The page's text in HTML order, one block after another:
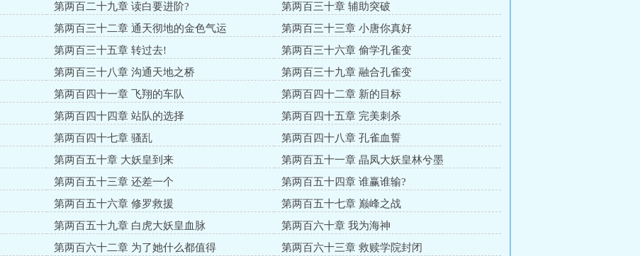
第两百二十九章 读白要进阶?
第两百三十章 辅助突破
第两百三十二章 通天彻地的金色气运
第两百三十三章 小唐你真好
第两百三十五章 转过去!
第两百三十六章 偷学孔雀变
第两百三十八章 沟通天地之桥
第两百三十九章 融合孔雀变
第两百四十一章 飞翔的车队
第两百四十二章 新的目标
第两百四十四章 站队的选择
第两百四十五章 完美刺杀
第两百四十七章 骚乱
第两百四十八章 孔雀血誓
第两百五十章 大妖皇到来
第两百五十一章 晶凤大妖皇林兮墨
第两百五十三章 还差一个
第两百五十四章 谁赢谁输?
第两百五十六章 修罗救援
第两百五十七章 巅峰之战
第两百五十九章 白虎大妖皇血脉
第两百六十章 我为海神
第两百六十二章 为了她什么都值得 第两百六十三章 救赎学院封闭